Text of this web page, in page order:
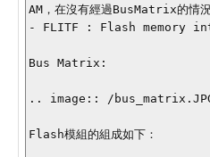
AM，在沒有經過BusMatrix的情
- FLITF : Flash memory
Bus Matrix:
.. image:: /
Flash模組的組成如下：